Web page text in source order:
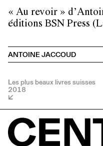
« Au revoir »
éditions BSN Press
ANTOINE JACCOUD
Les plus beaux livres suisses
2018